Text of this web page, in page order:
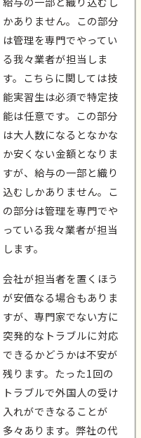
かありません。この部分
は管理を専門でやってい
る我々業者が担当しま
す。こちらに関しては技
能実習生は必須で特定技
能は任意です。この部分
は大人数になるとなかな
か安くない金額となりま
すが、給与の一部と織り
込むしかありません。こ
の部分は管理を専門でや
っている我々業者が担当
します。
会社が担当者を置くほう
が安価なる場合もありま
すが、専門家でない方に
突発的なトラブルに対応
できるかどうかは不安が
残ります。たった1回の
トラブルで外国人の受け
入れができなることが
多々あります。弊社の代